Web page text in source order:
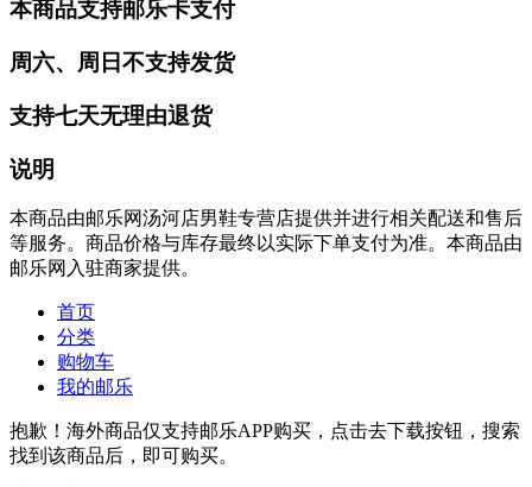
本商品支持邮乐卡支付
周六、周日不支持发货
支持七天无理由退货
说明
本商品由邮乐网汤河店男鞋专营店提供并进行相关配送和售后
等服务。商品价格与库存最终以实际下单支付为准。本商品由
邮乐网入驻商家提供。
首页
分类
购物车
我的邮乐
抱歉！海外商品仅支持邮乐APP购买，点击去下载按钮，搜索
找到该商品后，即可购买。